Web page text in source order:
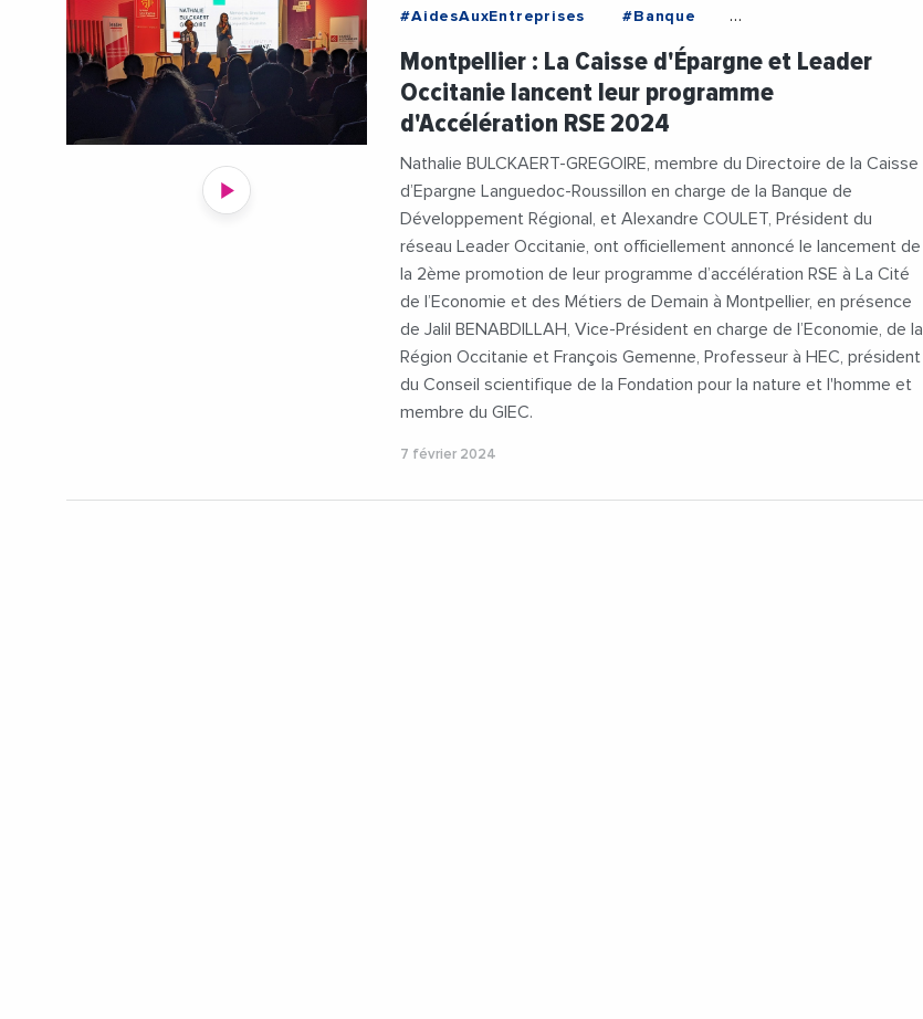
#AidesAuxEntreprises
#Banque
#Economie
#Giec
#JalilBenabdillah
#LeaderOccitanie
#NathalieBulckaertGregoire
#RegionOccitanie
#RSE
#Social #Videos
Montpellier : La Caisse d'Épargne et Leader
Occitanie lancent leur programme
d'Accélération RSE 2024
Nathalie BULCKAERT-GREGOIRE, membre du Directoire de la Caisse
d’Epargne Languedoc-Roussillon en charge de la Banque de
Développement Régional, et Alexandre COULET, Président du
réseau Leader Occitanie, ont officiellement annoncé le lancement de
la 2ème promotion de leur programme d’accélération RSE à La Cité
de l’Economie et des Métiers de Demain à Montpellier, en présence
de Jalil BENABDILLAH, Vice-Président en charge de l’Economie, de la
Région Occitanie et François Gemenne, Professeur à HEC, président
du Conseil scientifique de la Fondation pour la nature et l'homme et
membre du GIEC.
7 février 2024